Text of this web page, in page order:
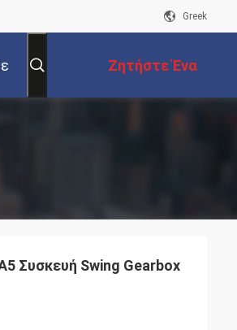
Greek
Ζητήστε Ένα
Απόσπασμα
Συσκευή Swing Gearbox